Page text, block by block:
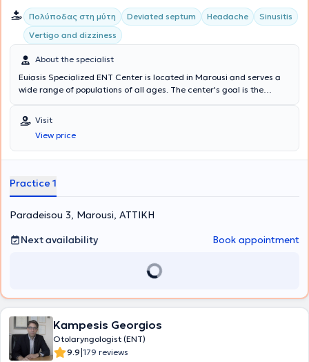
Πολύποδας στη μύτη Deviated septum Headache
Sinusitis
Vertigo and dizziness
About the specialist
Euiasis Specialized ENT Center is located in Marousi and serves a
wide range of populations of all ages. The center's goal is the
A multitude of specialized services are offered, providing solutions
for conditions such as Sinusitis, Vertigo and dizziness, Rhinitis and
Allergic rhinitis, voice disorders, Stomatitis, and Pharyngitis.
Additionally, all Otological - Neuro-otological problems are
Efthymiou MD, MSc, Med. Ac, Otolaryngologist Surgeon, Neuro-
Acupuncture.
Visit
View price
Practice 1
Paradeisou 3, Marousi, ΑΤΤΙΚΗ
Next availability
Book appointment
Kampesis Georgios
Otolaryngologist (ENT)
9.9|179 reviews